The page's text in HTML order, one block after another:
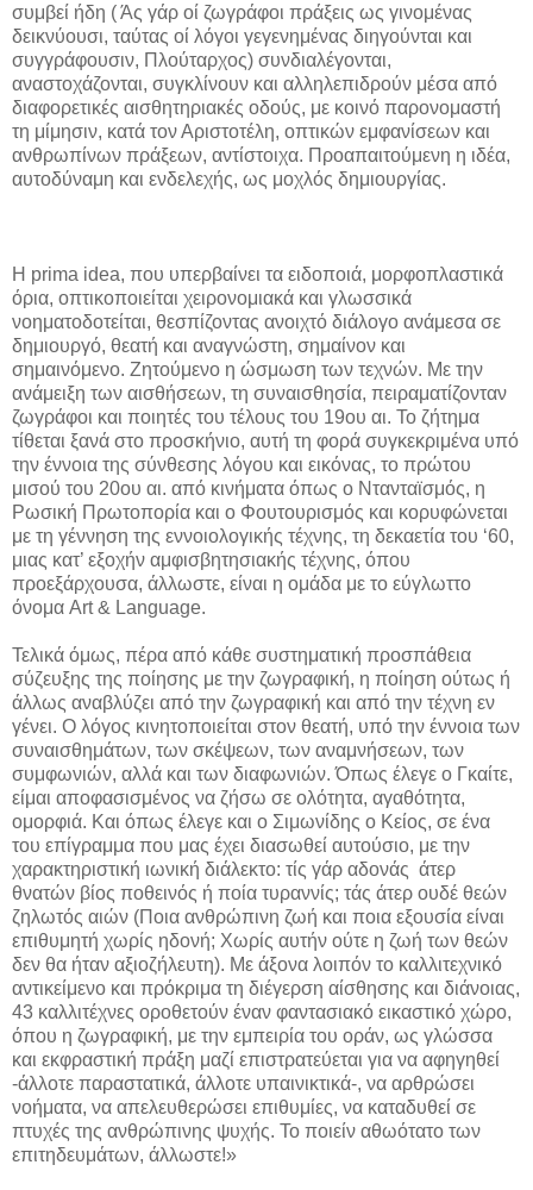
συμβεί ήδη ( Άς γάρ οί ζωγράφοι πράξεις ως γινομένας
δεικνύουσι, ταύτας οί λόγοι γεγενημένας διηγούνται και
συγγράφουσιν, Πλούταρχος) συνδιαλέγονται,
αναστοχάζονται, συγκλίνουν και αλληλεπιδρούν μέσα από
διαφορετικές αισθητηριακές οδούς, με κοινό παρονομαστή
τη μίμησιν, κατά τον Αριστοτέλη, οπτικών εμφανίσεων και
ανθρωπίνων πράξεων, αντίστοιχα. Προαπαιτούμενη η ιδέα,
αυτοδύναμη και ενδελεχής, ως μοχλός δημιουργίας.
Η prima idea, που υπερβαίνει τα ειδοποιά, μορφοπλαστικά
όρια, οπτικοποιείται χειρονομιακά και γλωσσικά
νοηματοδοτείται, θεσπίζοντας ανοιχτό διάλογο ανάμεσα σε
δημιουργό, θεατή και αναγνώστη, σημαίνον και
σημαινόμενο. Ζητούμενο η ώσμωση των τεχνών. Με την
ανάμειξη των αισθήσεων, τη συναισθησία, πειραματίζονταν
ζωγράφοι και ποιητές του τέλους του 19ου αι. Το ζήτημα
τίθεται ξανά στο προσκήνιο, αυτή τη φορά συγκεκριμένα υπό
την έννοια της σύνθεσης λόγου και εικόνας, το πρώτου
μισού του 20ου αι. από κινήματα όπως ο Ντανταϊσμός, η
Ρωσική Πρωτοπορία και ο Φουτουρισμός και κορυφώνεται
με τη γέννηση της εννοιολογικής τέχνης, τη δεκαετία του ‘60,
μιας κατ’ εξοχήν αμφισβητησιακής τέχνης, όπου
προεξάρχουσα, άλλωστε, είναι η ομάδα με το εύγλωττο
όνομα Art & Language.
Τελικά όμως, πέρα από κάθε συστηματική προσπάθεια
σύζευξης της ποίησης με την ζωγραφική, η ποίηση ούτως ή
άλλως αναβλύζει από την ζωγραφική και από την τέχνη εν
γένει. Ο λόγος κινητοποιείται στον θεατή, υπό την έννοια των
συναισθημάτων, των σκέψεων, των αναμνήσεων, των
συμφωνιών, αλλά και των διαφωνιών. Όπως έλεγε ο Γκαίτε,
είμαι αποφασισμένος να ζήσω σε ολότητα, αγαθότητα,
ομορφιά. Και όπως έλεγε και ο Σιμωνίδης ο Κείος, σε ένα
του επίγραμμα που μας έχει διασωθεί αυτούσιο, με την
χαρακτηριστική ιωνική διάλεκτο: τίς γάρ αδονάς άτερ
θνατών βίος ποθεινός ή ποία τυραννίς; τάς άτερ ουδέ θεών
ζηλωτός αιών (Ποια ανθρώπινη ζωή και ποια εξουσία είναι
επιθυμητή χωρίς ηδονή; Χωρίς αυτήν ούτε η ζωή των θεών
δεν θα ήταν αξιοζήλευτη). Με άξονα λοιπόν το καλλιτεχνικό
αντικείμενο και πρόκριμα τη διέγερση αίσθησης και διάνοιας,
43 καλλιτέχνες οροθετούν έναν φαντασιακό εικαστικό χώρο,
όπου η ζωγραφική, με την εμπειρία του οράν, ως γλώσσα
και εκφραστική πράξη μαζί επιστρατεύεται για να αφηγηθεί
-άλλοτε παραστατικά, άλλοτε υπαινικτικά-, να αρθρώσει
νοήματα, να απελευθερώσει επιθυμίες, να καταδυθεί σε
πτυχές της ανθρώπινης ψυχής. Το ποιείν αθωότατο των
επιτηδευμάτων, άλλωστε!»